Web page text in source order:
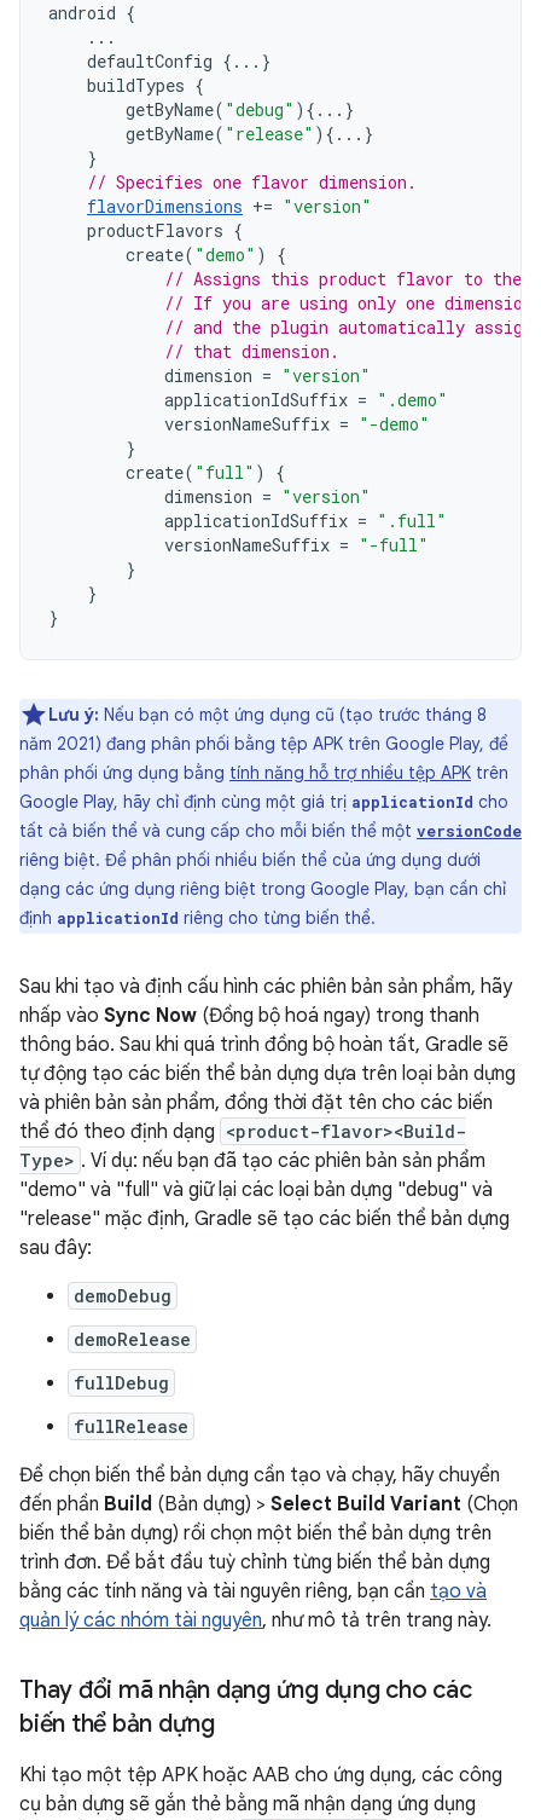
android {
...
defaultConfig {...}
buildTypes {
getByName( "debug" ){...}
getByName( "release" ){...}
}
// Specifies one flavor dimension.
flavorDimensions += "version"
productFlavors {
create( "demo" )
{
// Assigns this product flavor to the
// If you are using only one
// and the plugin automatically
// that dimension.
dimension = "version"
applicationIdSuffix = ".demo"
versionNameSuffix = "-demo"
}
create( "full" )
{
dimension = "version"
applicationIdSuffix = ".full"
versionNameSuffix = "-full"
}
}
}
Lưu ý: Nếu bạn có một ứng dụng cũ (tạo trước tháng 8
năm 2021) đang phân phối bằng tệp APK trên Google Play, để
phân phối ứng dụng bằng tính năng hỗ trợ nhiều tệp APK trên
Google Play, hãy chỉ định cùng một giá trị applicationId cho
tất cả biến thể và cung cấp cho mỗi biến thể một versionCode
riêng biệt. Để phân phối nhiều biến thể của ứng dụng dưới
dạng các ứng dụng riêng biệt trong Google Play, bạn cần chỉ
định applicationId riêng cho từng biến thể.
Sau khi tạo và định cấu hình các phiên bản sản phẩm, hãy
nhấp vào Sync Now (Đồng bộ hoá ngay) trong thanh
thông báo. Sau khi quá trình đồng bộ hoàn tất, Gradle sẽ
tự động tạo các biến thể bản dựng dựa trên loại bản dựng
và phiên bản sản phẩm, đồng thời đặt tên cho các biến
thể đó theo định dạng <product-flavor><Build-
Type> . Ví dụ: nếu bạn đã tạo các phiên bản sản phẩm
"demo" và "full" và giữ lại các loại bản dựng "debug" và
"release" mặc định, Gradle sẽ tạo các biến thể bản dựng
sau đây:
demoDebug
demoRelease
fullDebug
fullRelease
Để chọn biến thể bản dựng cần tạo và chạy, hãy chuyển
đến phần Build (Bản dựng) > Select Build Variant (Chọn
biến thể bản dựng) rồi chọn một biến thể bản dựng trên
trình đơn. Để bắt đầu tuỳ chỉnh từng biến thể bản dựng
bằng các tính năng và tài nguyên riêng, bạn cần tạo và
quản lý các nhóm tài nguyên, như mô tả trên trang này.
Thay đổi mã nhận dạng ứng dụng cho các
biến thể bản dựng
Khi tạo một tệp APK hoặc AAB cho ứng dụng, các công
cụ bản dựng sẽ gắn thẻ bằng mã nhận dạng ứng dụng